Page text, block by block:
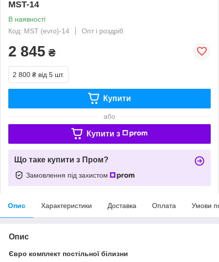
MST-14
В наявності
Код: MST (evro)-14
Опт і роздріб
2 845 ₴
2 800 ₴ від 5 шт.
Купити
або
Купити з
Що таке купити з Пром?
Замовлення під захистом
Опис Характеристики Доставка Оплата Умови
Опис
Євро комплект постільної білизни